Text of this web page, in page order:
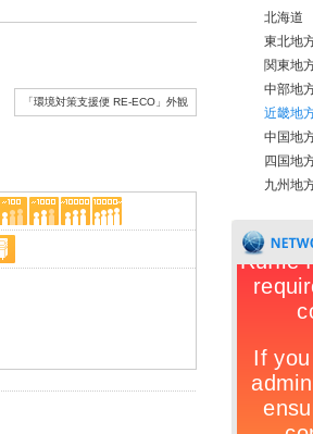
「環境対策支援便 RE-ECO」外観
北海道
東北地
関東地
中部地
近畿地
中国地
四国地
九州地